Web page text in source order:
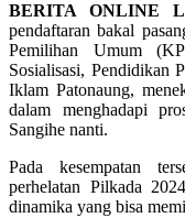
BERITA ONLINE
pendaftaran bakal
Pemilihan Umum
Sosialisasi, Pendidikan
Iklam Patonaung,
dalam menghadapi
Sangihe nanti.
Pada kesempatan
perhelatan Pilkada
dinamika yang bisa